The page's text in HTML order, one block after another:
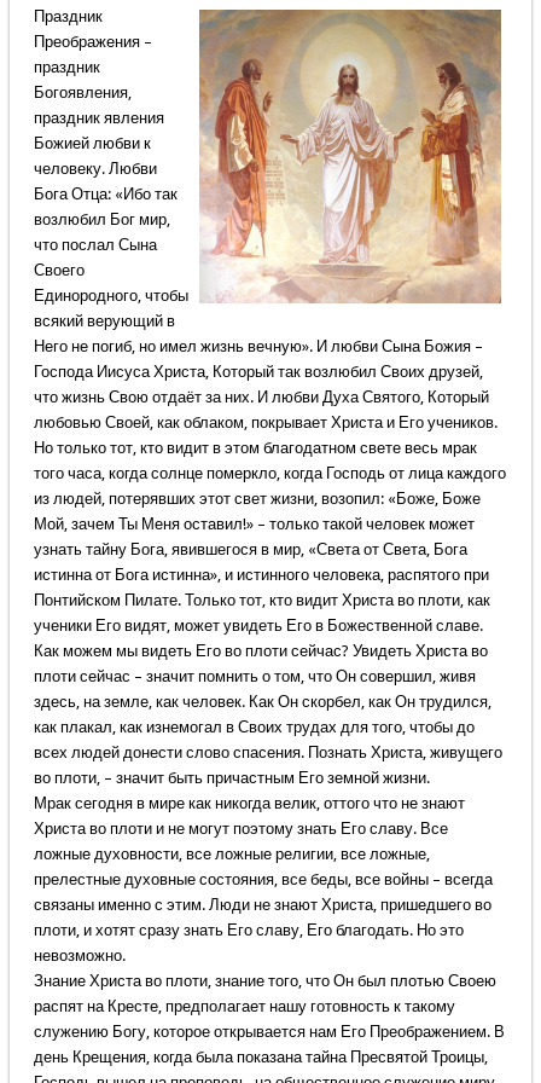
Праздник
Преображения –
праздник
Богоявления,
праздник явления
Божией любви к
человеку. Любви
Бога Отца: «Ибо так
возлюбил Бог мир,
что послал Сына
Своего
Единородного, чтобы
всякий верующий в
Него не погиб, но имел жизнь вечную». И любви Сына Божия –
Господа Иисуса Христа, Который так возлюбил Своих друзей,
что жизнь Свою отдаёт за них. И любви Духа Святого, Который
любовью Своей, как облаком, покрывает Христа и Его учеников.
Но только тот, кто видит в этом благодатном свете весь мрак
того часа, когда солнце померкло, когда Господь от лица каждого
из людей, потерявших этот свет жизни, возопил: «Боже, Боже
Мой, зачем Ты Меня оставил!» – только такой человек может
узнать тайну Бога, явившегося в мир, «Света от Света, Бога
истинна от Бога истинна», и истинного человека, распятого при
Понтийском Пилате. Только тот, кто видит Христа во плоти, как
ученики Его видят, может увидеть Его в Божественной славе.
Как можем мы видеть Его во плоти сейчас? Увидеть Христа во
плоти сейчас – значит помнить о том, что Он совершил, живя
здесь, на земле, как человек. Как Он скорбел, как Он трудился,
как плакал, как изнемогал в Своих трудах для того, чтобы до
всех людей донести слово спасения. Познать Христа, живущего
во плоти, – значит быть причастным Его земной жизни.
Мрак сегодня в мире как никогда велик, оттого что не знают
Христа во плоти и не могут поэтому знать Его славу. Все
ложные духовности, все ложные религии, все ложные,
прелестные духовные состояния, все беды, все войны – всегда
связаны именно с этим. Люди не знают Христа, пришедшего во
плоти, и хотят сразу знать Его славу, Его благодать. Но это
невозможно.
Знание Христа во плоти, знание того, что Он был плотью Своею
распят на Кресте, предполагает нашу готовность к такому
служению Богу, которое открывается нам Его Преображением. В
день Крещения, когда была показана тайна Пресвятой Троицы,